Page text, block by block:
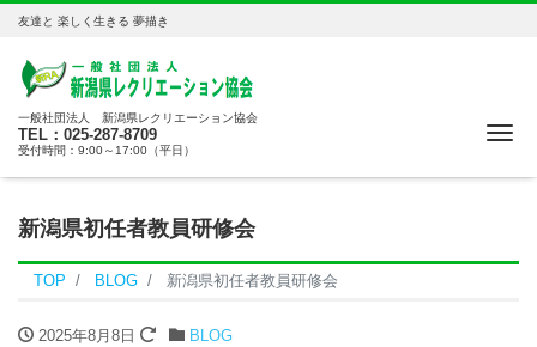
友達と 楽しく生きる 夢描き
一般社団法人 新潟県レクリエーション協会
TEL：025-287-8709
受付時間：9:00～17:00（平日）
新潟県初任者教員研修会
TOP BLOG 新潟県初任者教員研修会
2025年8月8日 BLOG